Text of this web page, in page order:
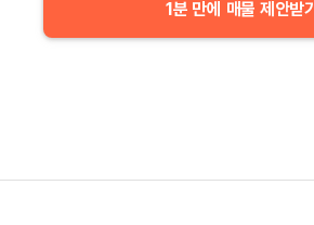
1분 만에 매물 제안받기